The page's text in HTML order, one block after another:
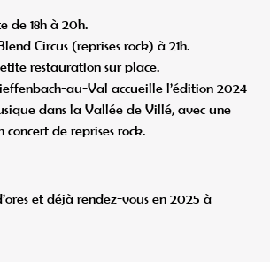
de 18h à 20h.
Circus (reprises rock) à 21h.
restauration sur place.
au-Val accueille l’édition 2024
dans la Vallée de Villé, avec une
concert de reprises rock.
et déjà rendez-vous en 2025 à